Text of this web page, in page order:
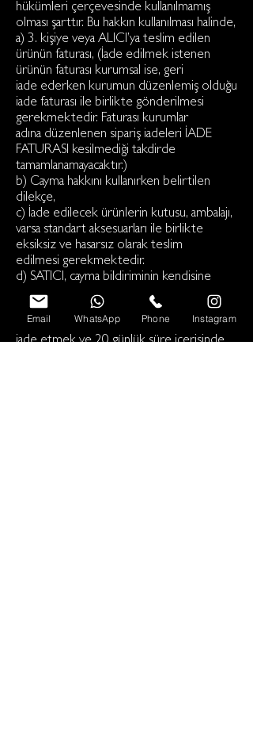
hükümleri çerçevesinde kullanılmamış
olması şarttır. Bu hakkın kullanılması halinde,
a) 3. kişiye veya ALICI’ya teslim edilen
ürünün faturası, (İade edilmek istenen
ürünün faturası kurumsal ise, geri
iade ederken kurumun düzenlemiş olduğu
iade faturası ile birlikte gönderilmesi
gerekmektedir. Faturası kurumlar
adına düzenlenen sipariş iadeleri İADE
FATURASI kesilmediği takdirde
tamamlanamayacaktır.)
b) Cayma hakkını kullanırken belirtilen
dilekçe,
c) İade edilecek ürünlerin kutusu, ambalajı,
varsa standart aksesuarları ile birlikte
eksiksiz ve hasarsız olarak teslim
edilmesi gerekmektedir.
d) SATICI, cayma bildiriminin kendisine
ulaşmasında itibaren en geç 10 günlük süre
içerisinde toplam bedeli ve
alıcıyı borç altına sokan belgeleri ALICI’ya
iade etmek ve 20 günlük süre içerisinde
Email WhatsApp Phone Instagram